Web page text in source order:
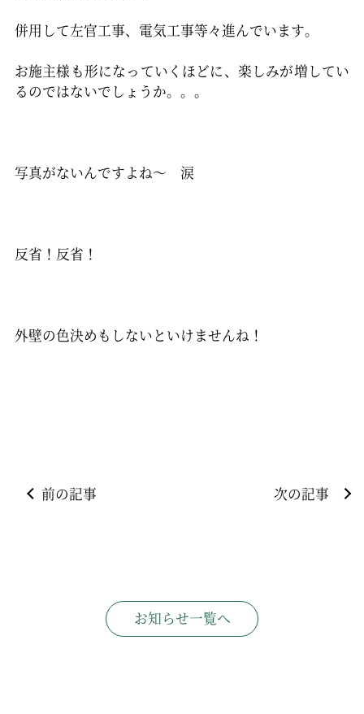
併用して左官工事、電気工事等々進んでいます。
お施主様も形になっていくほどに、楽しみが増してい
るのではないでしょうか。。。
写真がないんですよね～ 涙
反省！反省！
外壁の色決めもしないといけませんね！
前の記事 次の記事
お知らせ一覧へ